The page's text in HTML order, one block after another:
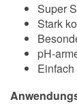
Super
Stark
pH-